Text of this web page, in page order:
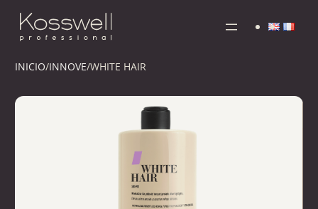
INICIO/INNOVE/WHITE HAIR